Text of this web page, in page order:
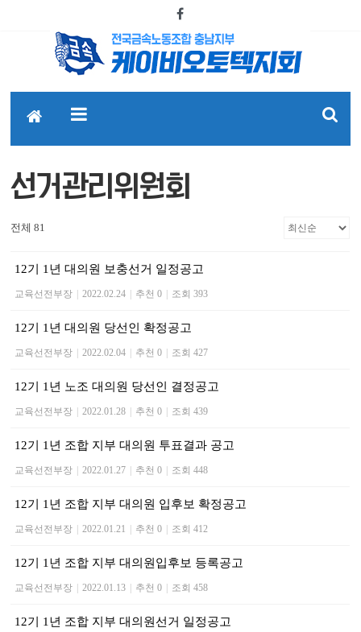
선거관리위원회
전체 81
12기 1년 대의원 보충선거 일정공고
교육선전부장 2022.02.24 추천 0 조회 393
12기 1년 대의원 당선인 확정공고
교육선전부장 2022.02.04 추천 0 조회 427
12기 1년 노조 대의원 당선인 결정공고
교육선전부장 2022.01.28 추천 0 조회 439
12기 1년 조합 지부 대의원 투표결과 공고
교육선전부장 2022.01.27 추천 0 조회 448
12기 1년 조합 지부 대의원 입후보 확정공고
교육선전부장 2022.01.21 추천 0 조회 412
12기 1년 조합 지부 대의원입후보 등록공고
교육선전부장 2022.01.13 추천 0 조회 458
12기 1년 조합 지부 대의원선거 일정공고